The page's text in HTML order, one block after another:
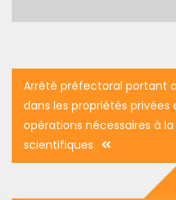
Navigation
de
l’article
Arrêté préfectoral portant
dans les propriétés privées
opérations nécessaires à
scientifiques